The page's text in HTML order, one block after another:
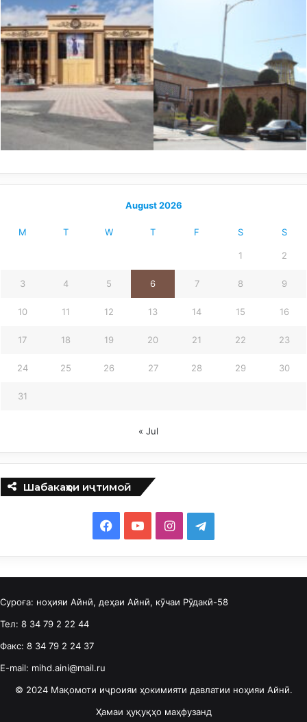
August 2026
M T W T F S S
1 2
3 4 5 6 7 8 9
10 11 12 13 14 15 16
17 18 19 20 21 22 23
24 25 26 27 28 29 30
31
« Jul
Шабакаҳои иҷтимоӣ
a
c
e
o
k
o
u
T
e
I
n
s
t
r
a
e
l
e
a
m
Суроға: ноҳияи Айнӣ, деҳаи Айнӣ, кӯчаи Рӯдакӣ-58
Тел: 8 34 79 2 22 44
Факс: 8 34 79 2 24 37
E-mail: mihd.aini@mail.ru
© 2024 Мақомоти иҷроияи ҳокимияти давлатии ноҳияи Айнӣ.
Ҳамаи ҳуқуқҳо маҳфузанд